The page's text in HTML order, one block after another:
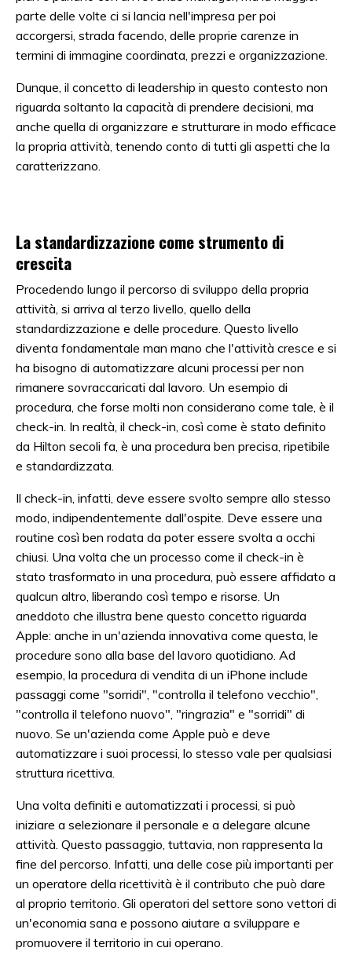
parte delle volte ci si lancia nell'impresa per poi
accorgersi, strada facendo, delle proprie carenze in
termini di immagine coordinata, prezzi e organizzazione.
Dunque, il concetto di leadership in questo contesto non
riguarda soltanto la capacità di prendere decisioni, ma
anche quella di organizzare e strutturare in modo efficace
la propria attività, tenendo conto di tutti gli aspetti che la
caratterizzano.
La standardizzazione come strumento di
crescita
Procedendo lungo il percorso di sviluppo della propria
attività, si arriva al terzo livello, quello della
standardizzazione e delle procedure. Questo livello
diventa fondamentale man mano che l'attività cresce e si
ha bisogno di automatizzare alcuni processi per non
rimanere sovraccaricati dal lavoro. Un esempio di
procedura, che forse molti non considerano come tale, è il
check-in. In realtà, il check-in, così come è stato definito
da Hilton secoli fa, è una procedura ben precisa, ripetibile
e standardizzata.
Il check-in, infatti, deve essere svolto sempre allo stesso
modo, indipendentemente dall'ospite. Deve essere una
routine così ben rodata da poter essere svolta a occhi
chiusi. Una volta che un processo come il check-in è
stato trasformato in una procedura, può essere affidato a
qualcun altro, liberando così tempo e risorse. Un
aneddoto che illustra bene questo concetto riguarda
Apple: anche in un'azienda innovativa come questa, le
procedure sono alla base del lavoro quotidiano. Ad
esempio, la procedura di vendita di un iPhone include
passaggi come "sorridi", "controlla il telefono vecchio",
"controlla il telefono nuovo", "ringrazia" e "sorridi" di
nuovo. Se un'azienda come Apple può e deve
automatizzare i suoi processi, lo stesso vale per qualsiasi
struttura ricettiva.
Una volta definiti e automatizzati i processi, si può
iniziare a selezionare il personale e a delegare alcune
attività. Questo passaggio, tuttavia, non rappresenta la
fine del percorso. Infatti, una delle cose più importanti per
un operatore della ricettività è il contributo che può dare
al proprio territorio. Gli operatori del settore sono vettori di
un'economia sana e possono aiutare a sviluppare e
promuovere il territorio in cui operano.